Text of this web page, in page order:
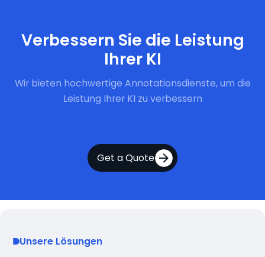
Verbessern Sie die Leistung
Ihrer KI
Wir bieten hochwertige Annotationsdienste, um die
Leistung Ihrer KI zu verbessern
Get a Quote
Unsere Lösungen